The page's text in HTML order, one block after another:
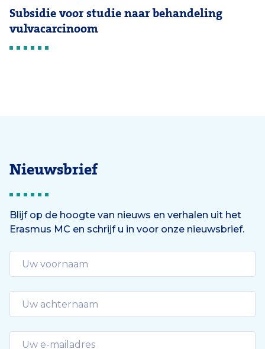
Subsidie voor studie naar behandeling
vulvacarcinoom
Nieuwsbrief
Blijf op de hoogte van nieuws en verhalen uit het
Erasmus MC en schrijf u in voor onze nieuwsbrief.